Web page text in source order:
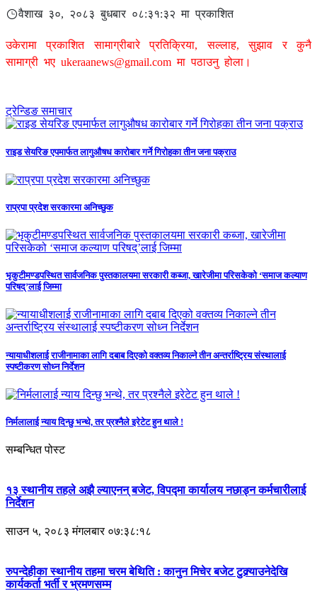
वैशाख ३०, २०८३ बुधबार ०८:३१:३२ मा प्रकाशित
उकेरामा प्रकाशित सामाग्रीबारे प्रतिक्रिया, सल्लाह, सुझाव र कुनै
सामाग्री भए ukeraanews@gmail.com मा पठाउनु होला।
ट्रेन्डिङ समाचार
राइड सेयरिङ एपमार्फत लागुऔषध कारोबार गर्ने गिरोहका तीन जना पक्राउ
राप्रपा प्रदेश सरकारमा अनिच्छुक
भृकुटीमण्डपस्थित सार्वजनिक पुस्तकालयमा सरकारी कब्जा, खारेजीमा परिसकेको ‘समाज कल्याण
परिषद्’लाई जिम्मा
न्यायाधीशलाई राजीनामाका लागि दबाब दिएको वक्तव्य निकाल्ने तीन अन्तर्राष्ट्रिय संस्थालाई
स्पष्टीकरण सोध्न निर्देशन
निर्मलालाई न्याय दिन्छु भन्थे, तर प्रश्नैले इरेटेट हुन थाले !
सम्बन्धित पोस्ट
१३ स्थानीय तहले अझै ल्याएनन् बजेट, विपद्मा कार्यालय नछाड्न कर्मचारीलाई
निर्देशन
साउन ५, २०८३ मंगलबार ०७:३८:१८
रुपन्देहीका स्थानीय तहमा चरम बेथिति : कानुन मिचेर बजेट टुक्र्याउनेदेखि
कार्यकर्ता भर्ती र भ्रमणसम्म